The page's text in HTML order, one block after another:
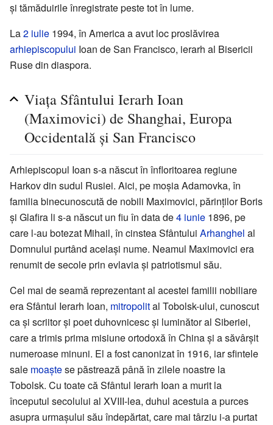
și tămăduirile înregistrate peste tot în lume.
La2 iulie 1994, în America a avut loc proslăvirea
arhiepiscopului Ioan de San Francisco, ierarh al Bisericii
Ruse din diaspora.
Viața Sfântului Ierarh Ioan
(Maximovici) de Shanghai, Europa
Occidentală și San Francisco
Arhiepiscopul Ioan s-a născut în înfloritoarea regiune
Harkov din sudul Rusiei. Aici, pe moșia Adamovka, în
familia binecunoscută de nobili Maximovici, părinților Boris
și Glafira li s-a născut un fiu în data de4 iunie 1896, pe
care l-au botezat Mihail, în cinstea Sfântului Arhanghel al
Domnului purtând același nume. Neamul Maximovici era
renumit de secole prin evlavia și patriotismul său.
Cel mai de seamă reprezentant al acestei familii nobiliare
era Sfântul Ierarh Ioan, mitropolital Tobolsk-ului, cunoscut
ca și scriitor și poet duhovnicesc și luminător al Siberiei,
care a trimis prima misiune ortodoxă în China și a săvârșit
numeroase minuni. El a fost canonizat în 1916, iar sfintele
sale moaștese păstrează până în zilele noastre la
Tobolsk. Cu toate că Sfântul Ierarh Ioan a murit la
începutul secolului al XVIII-lea, duhul acestuia a purces
asupra urmașului său îndepărtat, care mai târziu i-a purtat